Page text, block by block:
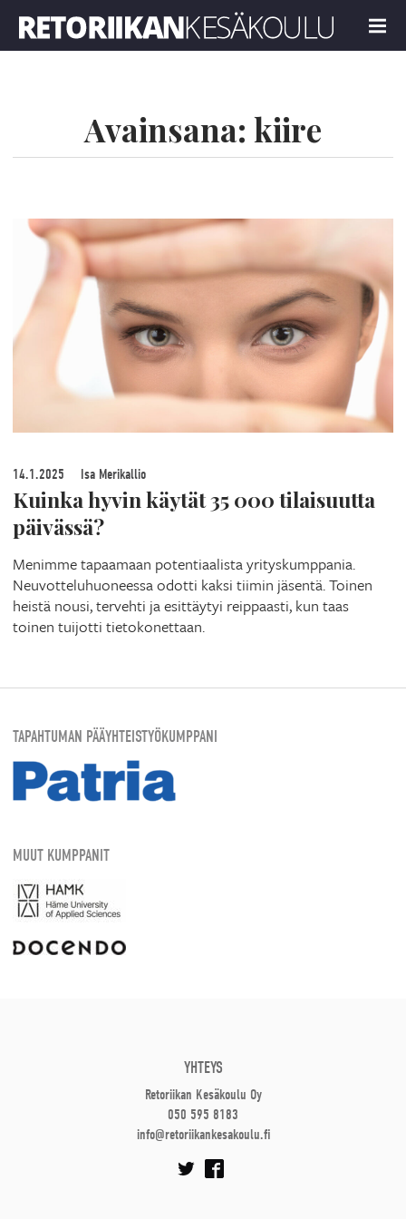
MENU
Avainsana: kiire
14.1.2025 Isa Merikallio
Kuinka hyvin käytät 35 000 tilaisuutta
päivässä?
Menimme tapaamaan potentiaalista yrityskumppania.
Neuvotteluhuoneessa odotti kaksi tiimin jäsentä. Toinen
heistä nousi, tervehti ja esittäytyi reippaasti, kun taas
toinen tuijotti tietokonettaan.
TAPAHTUMAN PÄÄYHTEISTYÖKUMPPANI
MUUT KUMPPANIT
YHTEYS
Retoriikan Kesäkoulu Oy
050 595 8183
info@retoriikankesakoulu.fi